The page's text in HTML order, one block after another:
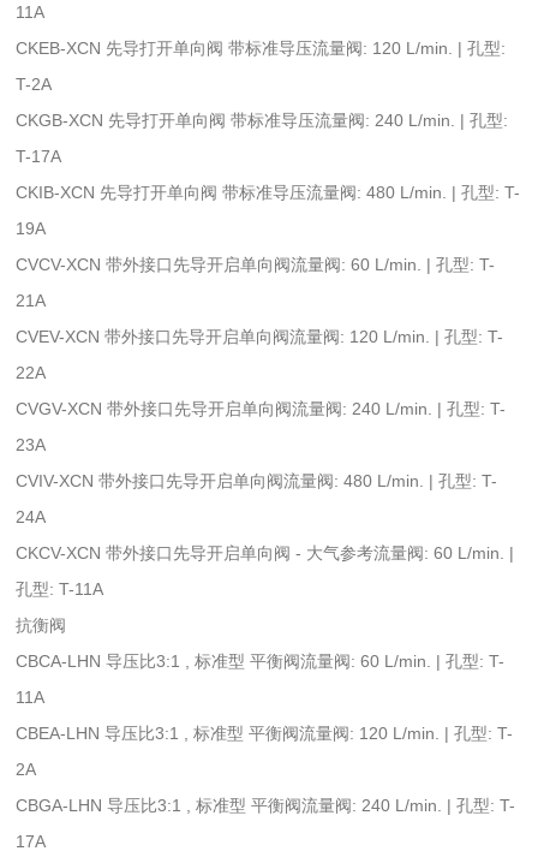
11A
CKEB-XCN 先导打开单向阀 带标准导压流量阀: 120 L/min. | 孔型:
T-2A
CKGB-XCN 先导打开单向阀 带标准导压流量阀: 240 L/min. | 孔型:
T-17A
CKIB-XCN 先导打开单向阀 带标准导压流量阀: 480 L/min. | 孔型: T-
19A
CVCV-XCN 带外接口先导开启单向阀流量阀: 60 L/min. | 孔型: T-
21A
CVEV-XCN 带外接口先导开启单向阀流量阀: 120 L/min. | 孔型: T-
22A
CVGV-XCN 带外接口先导开启单向阀流量阀: 240 L/min. | 孔型: T-
23A
CVIV-XCN 带外接口先导开启单向阀流量阀: 480 L/min. | 孔型: T-
24A
CKCV-XCN 带外接口先导开启单向阀 - 大气参考流量阀: 60 L/min. |
孔型: T-11A
抗衡阀
CBCA-LHN 导压比3:1 , 标准型 平衡阀流量阀: 60 L/min. | 孔型: T-
11A
CBEA-LHN 导压比3:1 , 标准型 平衡阀流量阀: 120 L/min. | 孔型: T-
2A
CBGA-LHN 导压比3:1 , 标准型 平衡阀流量阀: 240 L/min. | 孔型: T-
17A